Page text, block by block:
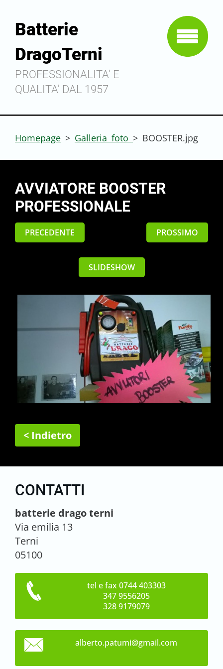
Batterie
DragoTerni
PROFESSIONALITA' E
QUALITA' DAL 1957
Homepage > Galleria foto > BOOSTER.jpg
AVVIATORE BOOSTER
PROFESSIONALE
PRECEDENTE PROSSIMO
SLIDESHOW
< Indietro
CONTATTI
batterie drago terni
Via emilia 13
Terni
05100
tel e fax 0744 403303
347 9556205
328 9179079
alberto.patumi@gmail.com